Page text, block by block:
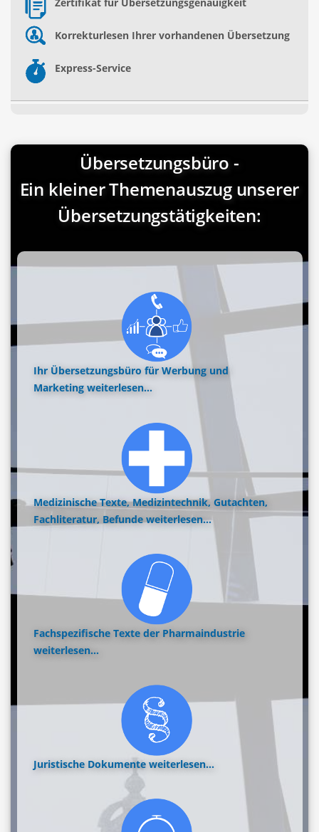
Korrekturlesen Ihrer vorhandenen Übersetzung
Express-Service
Übersetzungsbüro -
Ein kleiner Themenauszug unserer
Übersetzungstätigkeiten:
Ihr Übersetzungsbüro für Werbung und
Marketing weiterlesen...
Medizinische Texte, Medizintechnik, Gutachten,
Fachliteratur, Befunde weiterlesen...
Fachspezifische Texte der Pharmaindustrie
weiterlesen...
Juristische Dokumente weiterlesen...